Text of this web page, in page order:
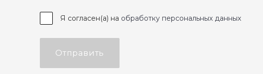
Я согласен(а) на обработку персональных данных
Отправить